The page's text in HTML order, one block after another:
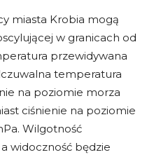
miasta Krobia mogą
w granicach od
przewidywana
temperatura
na poziomie morza
ciśnienie na poziomie
Wilgotność
widoczność będzie